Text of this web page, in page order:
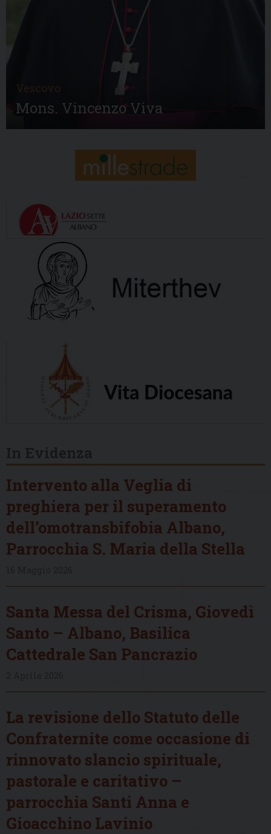
Vescovo
Mons. Vincenzo Viva
Intervento alla Veglia di
preghiera per il superamento
dell’omotransbifobia Albano,
Parrocchia S. Maria della Stella
Santa Messa del Crisma, Giovedì
Santo – Albano, Basilica
Cattedrale San Pancrazio
La revisione dello Statuto delle
Confraternite come occasione di
rinnovato slancio spirituale,
pastorale e caritativo –
parrocchia Santi Anna e
Gioacchino Lavinio